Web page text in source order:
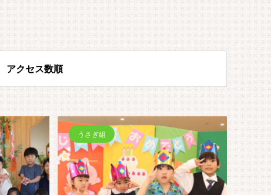
アクセス数順
うさぎ組